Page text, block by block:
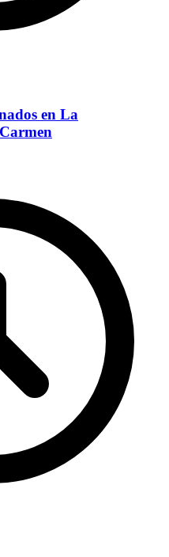
en La